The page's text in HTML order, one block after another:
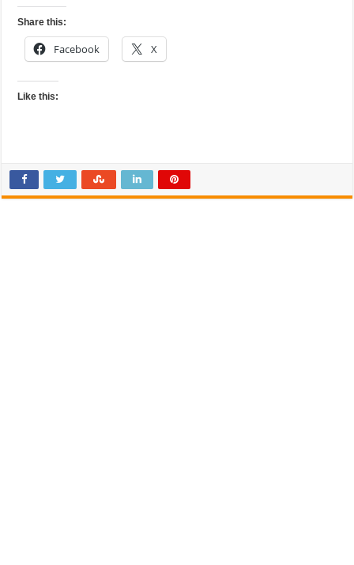
Share this:
Facebook X
Like this: